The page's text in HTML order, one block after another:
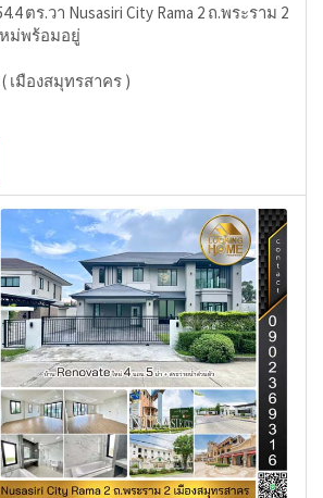
ตร.วา Nusasiri City Rama 2 ถ.พระราม 2
หม่พร้อมอยู่
เมืองสมุทรสาคร )